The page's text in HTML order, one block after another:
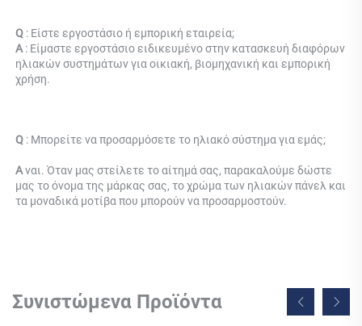
Q : Είστε εργοστάσιο ή εμπορική εταιρεία;
Α : Είμαστε εργοστάσιο ειδικευμένο στην κατασκευή διαφόρων
ηλιακών συστημάτων για οικιακή, βιομηχανική και εμπορική
χρήση.
Q : Μπορείτε να προσαρμόσετε το ηλιακό σύστημα για εμάς;
Α ναι. Όταν μας στείλετε το αίτημά σας, παρακαλούμε δώστε
μας το όνομα της μάρκας σας, το χρώμα των ηλιακών πάνελ και
τα μοναδικά μοτίβα που μπορούν να προσαρμοστούν.
Συνιστώμενα Προϊόντα